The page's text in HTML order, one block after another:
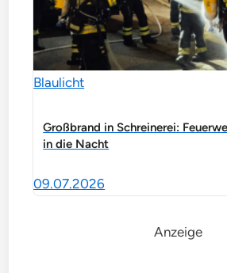
Blaulicht
Großbrand in Schreinerei:
in die Nacht
09.07.2026
Anzeige